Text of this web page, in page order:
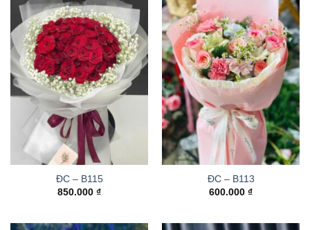
ĐC – B115
850.000 ₫
ĐC – B113
600.000 ₫